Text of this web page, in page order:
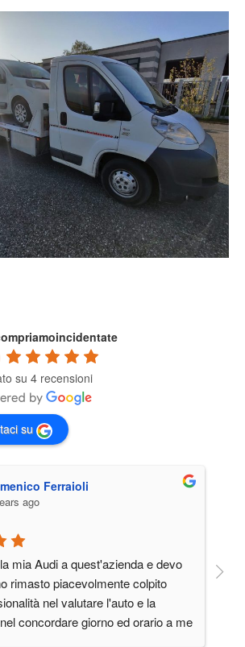
su 4 recensioni
su
Ferraioli
ago
mia Audi a quest'azienda e devo
rimasto piacevolmente colpito
nel valutare l'auto e la
concordare giorno ed orario a me